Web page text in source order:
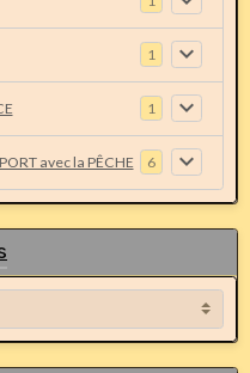
1
1
avec la PÊCHE 6